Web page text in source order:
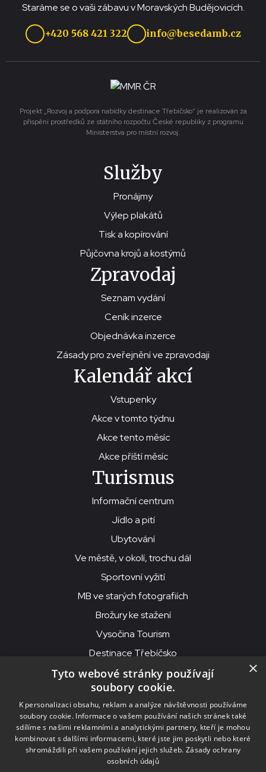
Staráme se o vaši zábavu v Moravských Budějovicích.
+420 568 421 322 info@besedamb.cz
Projekt „Rozvoj a podpora nabídky destinace Třebíčsko“ je realizován za
přispění prostředků ze státního rozpočtu České republiky z programu
Ministerstva pro místní rozvoj.
Služby
Pronájmy
Výlep plakátů
Tisk a kopírování
Půjčovna krojů a kostýmů
Zpravodaj
Seznam vydání
Ceník inzerce
Objednávka inzerce
Zásady pro zveřejnění ve zpravodaji
Kalendář akcí
Vstupenky
Akce v tomto týdnu
Akce tento měsíc
Akce příští měsíc
Turismus
Informační centrum
Jídlo a pití
Ubytování
Ve městě, v okolí, trochu dál
Sportovní vyžití
MB ve starých fotografiích
Brožury ke stažení
Vysočina Tourism
Destinace Třebíčsko
© 2026MKS Beseda Mor. Budějovice
MKS Beseda, příspěvková organizace, Purcnerova 62, 676 02
Moravské Budějovice
IČO: 00091758, DIČ: CZ00091758, ID datové schránky: chjn2kd
×
Tyto webové stránky používají
soubory cookie.
K personalizaci obsahu, reklam a analýze návštěvnosti používáme
soubory cookie. Informace o vašem používání našich stránek také
sdílíme s našimi reklamními a analytickými partnery, kteří je mohou
kombinovat s dalšími informacemi, které jste jim poskytli nebo které
shromáždili při vašem používání jejich služeb. Zásady ochrany
osobních údajů